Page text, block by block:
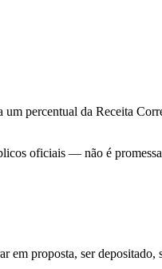
percentual da Receita
oficiais — não é
em proposta, ser depositado,